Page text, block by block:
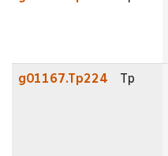
g01167.Tp224 Tp